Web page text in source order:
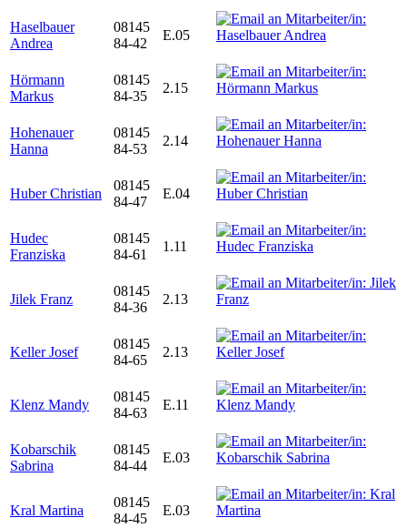
Haselbauer
Andrea
08145
84-42
E.05
Hörmann
Markus
08145
84-35
2.15
Hohenauer
Hanna
08145
84-53
2.14
Huber Christian
08145
84-47
E.04
Hudec
Franziska
08145
84-61
1.11
Jilek Franz
08145
84-36
2.13
Keller Josef
08145
84-65
2.13
Klenz Mandy
08145
84-63
E.11
Kobarschik
Sabrina
08145
84-44
E.03
Kral Martina
08145
84-45
E.03